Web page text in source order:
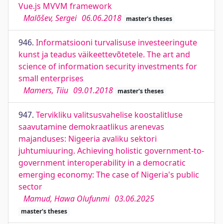
Vue.js MVVM framework
Malõšev, Sergei 06.06.2018 master's theses
946. Informatsiooni turvalisuse investeeringute
kunst ja teadus väikeettevõtetele. The art and
science of information security investments for
small enterprises
Mamers, Tiiu 09.01.2018 master's theses
947. Tervikliku valitsusvahelise koostalitluse
saavutamine demokraatlikus arenevas
majanduses: Nigeeria avaliku sektori
juhtumiuuring. Achieving holistic government-to-
government interoperability in a democratic
emerging economy: The case of Nigeria's public
sector
Mamud, Hawa Olufunmi 03.06.2025
master's theses